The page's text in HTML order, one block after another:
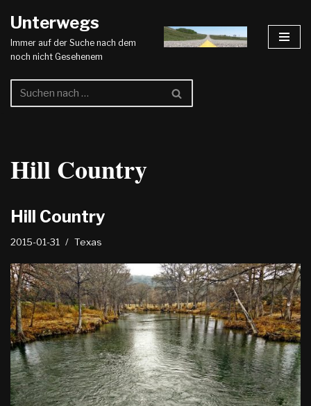
Zum
Inhalt
Unterwegs
Immer auf der Suche nach dem
noch nicht Gesehenem
Hill Country
Hill Country
2015-01-31 Texas